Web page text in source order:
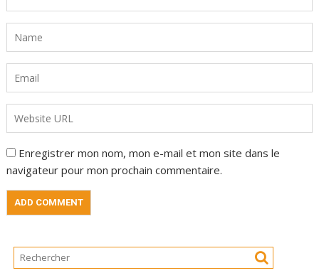
Enregistrer mon nom, mon e-mail et mon site dans le
navigateur pour mon prochain commentaire.